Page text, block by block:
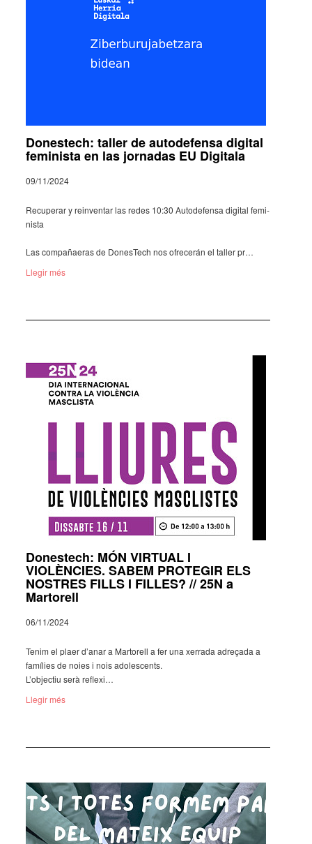
Donestech: taller de autodefensa digital
feminista en las jornadas EU Digitala
09/11/2024
Recupe­rar y rein­ven­tar las redes 10:30 Autodefensa digital femi­
nista
Las compa­ñaeras de Dones­Tech nos ofre­ce­rán el taller pr…
Llegir més
Donestech: MÓN VIRTUAL I
VIOLÈNCIES. SABEM PROTEGIR ELS
NOSTRES FILLS I FILLES? // 25N a
Martorell
06/11/2024
Tenim el plaer d’anar a Marto­rell a fer una xerrada adre­çada a
famí­lies de noies i nois adoles­cents.
L’ob­jec­tiu serà refle­xi…
Llegir més